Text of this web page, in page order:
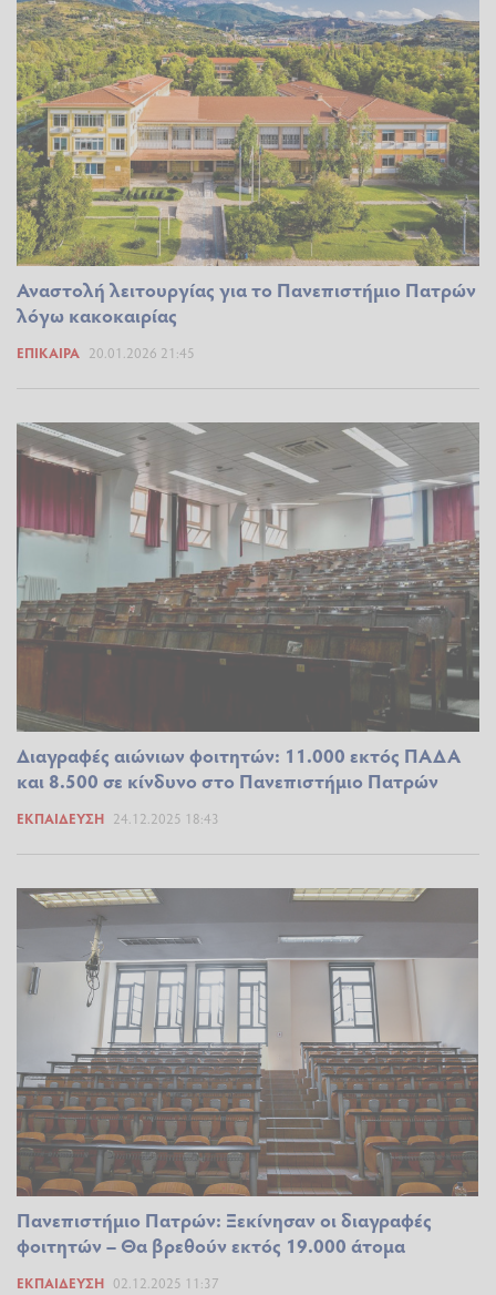
Αναστολή λειτουργίας για το Πανεπιστήμιο Πατρών
λόγω κακοκαιρίας
ΕΠΊΚΑΙΡΑ 20.01.2026 21:45
Διαγραφές αιώνιων φοιτητών: 11.000 εκτός ΠΑΔΑ
και 8.500 σε κίνδυνο στο Πανεπιστήμιο Πατρών
ΕΚΠΑΊΔΕΥΣΗ 24.12.2025 18:43
Πανεπιστήμιο Πατρών: Ξεκίνησαν οι διαγραφές
φοιτητών – Θα βρεθούν εκτός 19.000 άτομα
ΕΚΠΑΊΔΕΥΣΗ 02.12.2025 11:37